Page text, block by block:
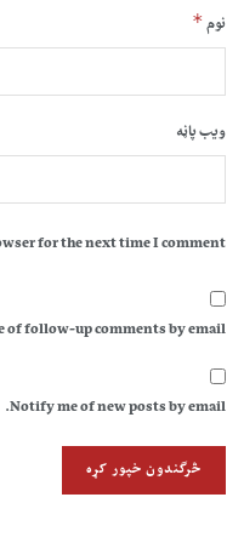
نوم*
ویب پاڼه
for the next time I comment.
of follow-up comments by email.
Notify me of new posts by email.